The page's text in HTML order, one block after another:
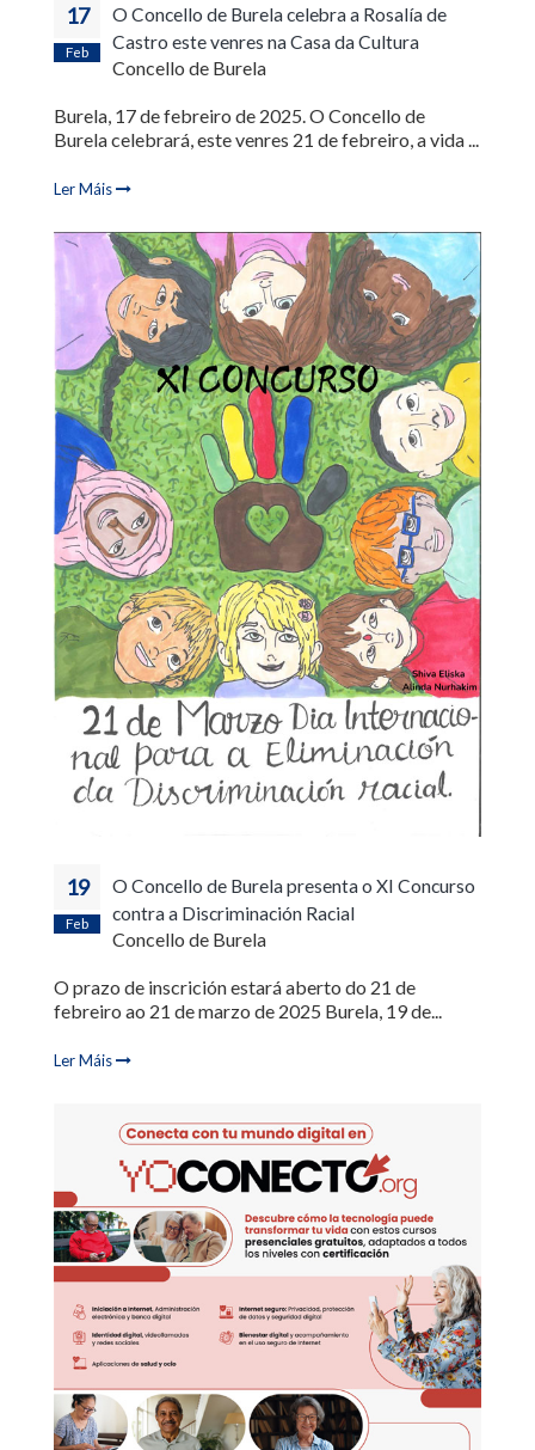
17
Feb
O Concello de Burela celebra a Rosalía de
Castro este venres na Casa da Cultura
Concello de Burela
Burela, 17 de febreiro de 2025. O Concello de
Burela celebrará, este venres 21 de febreiro, a vida ...
Ler Máis
19
Feb
O Concello de Burela presenta o XI Concurso
contra a Discriminación Racial
Concello de Burela
O prazo de inscrición estará aberto do 21 de
febreiro ao 21 de marzo de 2025 Burela, 19 de...
Ler Máis